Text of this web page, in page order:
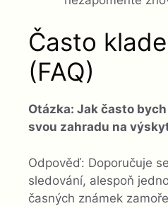
Často
(FAQ)
Otázka: Jak často
svou zahradu na
Odpověď: Doporučuje
sledování, alespoň
časných známek